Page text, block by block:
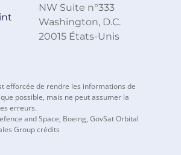
NW Suite n°333
Washington, D.C.
20015 États-Unis
efforcée de rendre les informations de
possible, mais ne peut assumer la
erreurs.
and Space, Boeing, GovSat Orbital
Group crédits